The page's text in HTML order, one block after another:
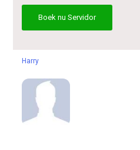
Boek nu Servidor
Harry